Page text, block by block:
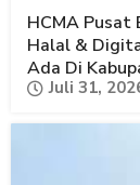
HCMA
Halal &
Ada Di
Juli 31,